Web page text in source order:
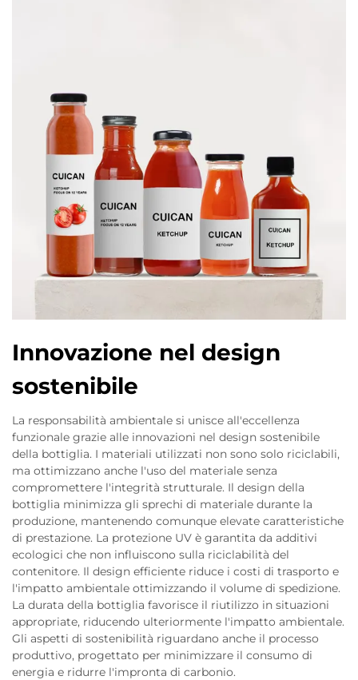
Innovazione nel design
sostenibile
La responsabilità ambientale si unisce all'eccellenza
funzionale grazie alle innovazioni nel design sostenibile
della bottiglia. I materiali utilizzati non sono solo riciclabili,
ma ottimizzano anche l'uso del materiale senza
compromettere l'integrità strutturale. Il design della
bottiglia minimizza gli sprechi di materiale durante la
produzione, mantenendo comunque elevate caratteristiche
di prestazione. La protezione UV è garantita da additivi
ecologici che non influiscono sulla riciclabilità del
contenitore. Il design efficiente riduce i costi di trasporto e
l'impatto ambientale ottimizzando il volume di spedizione.
La durata della bottiglia favorisce il riutilizzo in situazioni
appropriate, riducendo ulteriormente l'impatto ambientale.
Gli aspetti di sostenibilità riguardano anche il processo
produttivo, progettato per minimizzare il consumo di
energia e ridurre l'impronta di carbonio.